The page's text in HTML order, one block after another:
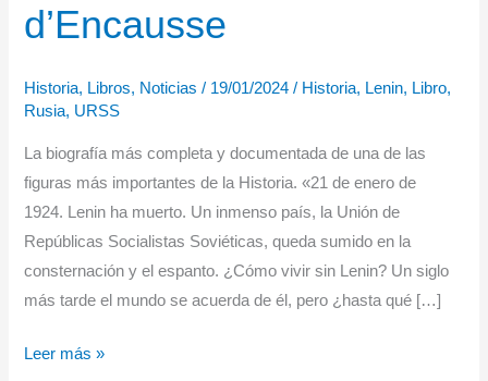
d’Encausse
Historia, Libros, Noticias / 19/01/2024/ Historia, Lenin, Libro,
Rusia, URSS
La biografía más completa y documentada de una de las
figuras más importantes de la Historia. «21 de enero de
1924. Lenin ha muerto. Un inmenso país, la Unión de
Repúblicas Socialistas Soviéticas, queda sumido en la
consternación y el espanto. ¿Cómo vivir sin Lenin? Un siglo
más tarde el mundo se acuerda de él, pero ¿hasta qué […]
Lenin
Leer más »